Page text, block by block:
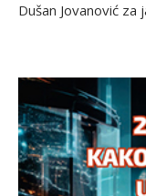
Dušan Jovanović za